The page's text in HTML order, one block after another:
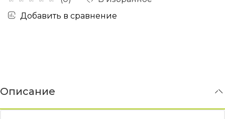
Добавить в сравнение
Описание